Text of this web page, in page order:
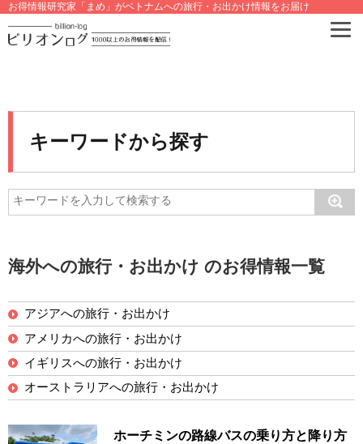
お得情報研究家「まめ」がベトナムへの旅行・お出かけ情報をお届け
キーワードから探す
海外への旅行・お出かけ のお得情報一覧
アジアへの旅行・お出かけ
アメリカへの旅行・お出かけ
イギリスへの旅行・お出かけ
オーストラリアへの旅行・お出かけ
ホーチミンの路線バスの乗り方と降り方